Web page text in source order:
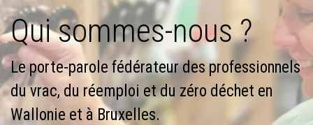
Qui sommes-nous ?
Le porte-parole fédérateurdes professionnels
du vrac, du réemploi et du zéro déchet en
Wallonie et à Bruxelles.